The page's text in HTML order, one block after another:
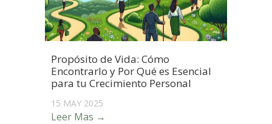
Propósito de Vida: Cómo
Encontrarlo y Por Qué es Esencial
para tu Crecimiento Personal
15 MAY 2025
Leer Mas →